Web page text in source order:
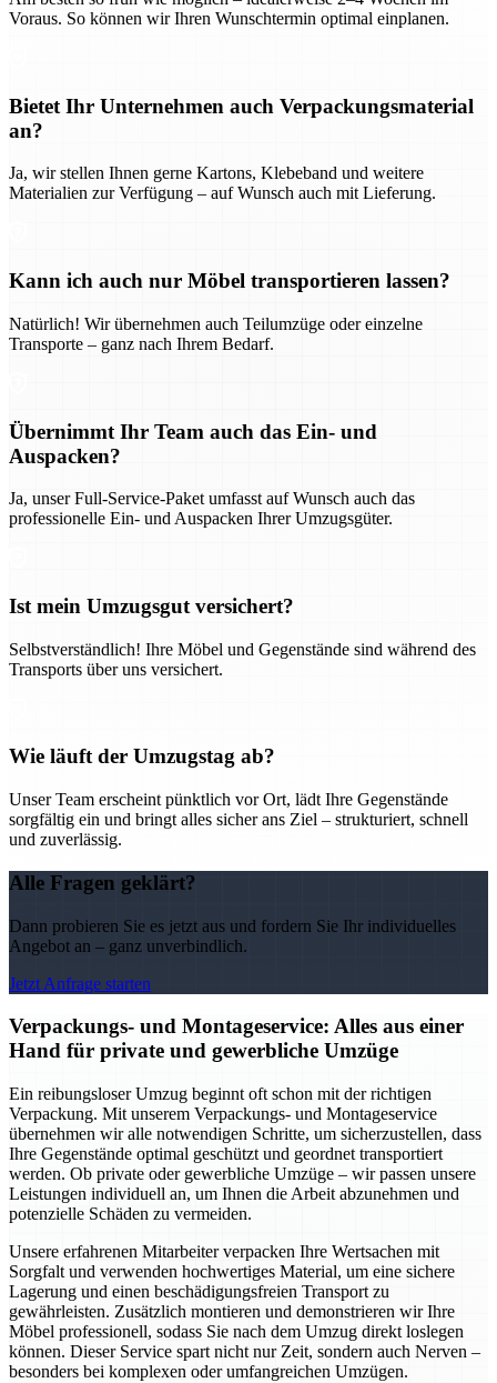
Voraus. So können wir Ihren Wunschtermin optimal einplanen.
Bietet Ihr Unternehmen auch Verpackungsmaterial
an?
Ja, wir stellen Ihnen gerne Kartons, Klebeband und weitere
Materialien zur Verfügung – auf Wunsch auch mit Lieferung.
Kann ich auch nur Möbel transportieren lassen?
Natürlich! Wir übernehmen auch Teilumzüge oder einzelne
Transporte – ganz nach Ihrem Bedarf.
Übernimmt Ihr Team auch das Ein- und
Auspacken?
Ja, unser Full-Service-Paket umfasst auf Wunsch auch das
professionelle Ein- und Auspacken Ihrer Umzugsgüter.
Ist mein Umzugsgut versichert?
Selbstverständlich! Ihre Möbel und Gegenstände sind während des
Transports über uns versichert.
Wie läuft der Umzugstag ab?
Unser Team erscheint pünktlich vor Ort, lädt Ihre Gegenstände
sorgfältig ein und bringt alles sicher ans Ziel – strukturiert, schnell
und zuverlässig.
Alle Fragen geklärt?
Dann probieren Sie es jetzt aus und fordern Sie Ihr individuelles
Angebot an – ganz unverbindlich.
Jetzt Anfrage starten
Verpackungs- und Montageservice: Alles aus einer
Hand für private und gewerbliche Umzüge
Ein reibungsloser Umzug beginnt oft schon mit der richtigen
Verpackung. Mit unserem Verpackungs- und Montageservice
übernehmen wir alle notwendigen Schritte, um sicherzustellen, dass
Ihre Gegenstände optimal geschützt und geordnet transportiert
werden. Ob private oder gewerbliche Umzüge – wir passen unsere
Leistungen individuell an, um Ihnen die Arbeit abzunehmen und
potenzielle Schäden zu vermeiden.
Unsere erfahrenen Mitarbeiter verpacken Ihre Wertsachen mit
Sorgfalt und verwenden hochwertiges Material, um eine sichere
Lagerung und einen beschädigungsfreien Transport zu
gewährleisten. Zusätzlich montieren und demonstrieren wir Ihre
Möbel professionell, sodass Sie nach dem Umzug direkt loslegen
können. Dieser Service spart nicht nur Zeit, sondern auch Nerven –
besonders bei komplexen oder umfangreichen Umzügen.